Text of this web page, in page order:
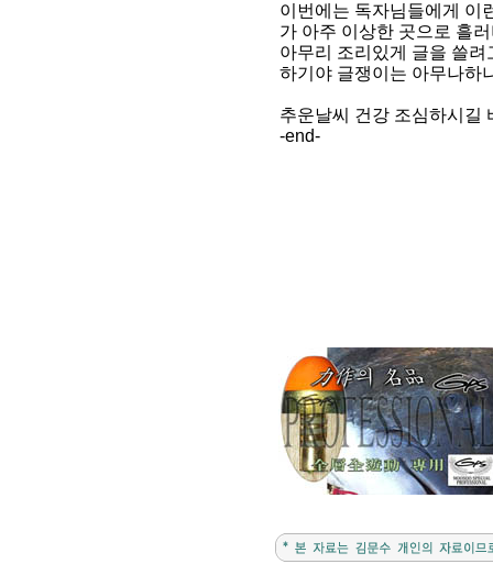
이번에는 독자님들에게 이
가 아주 이상한 곳으로 흘
아무리 조리있게 글을 쓸려
하기야 글쟁이는 아무나하
추운날씨 건강 조심하시길
-end-